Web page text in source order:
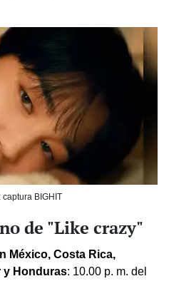
captura BIGHIT
de "Like crazy"
México, Costa Rica,
y Honduras: 10.00 p. m. del